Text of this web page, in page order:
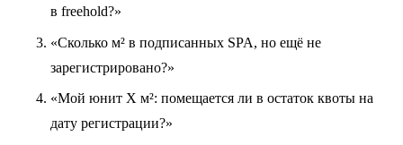
в freehold?»
«Сколько м² в подписанных SPA, но ещё не
зарегистрировано?»
«Мой юнит X м²: помещается ли в остаток квоты на
дату регистрации?»